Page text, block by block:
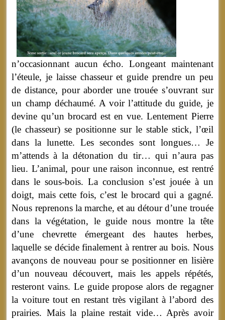
n’occasionnant aucun écho. Longeant maintenant
l’éteule, je laisse chasseur et guide prendre un peu
de distance, pour aborder une trouée s’ouvrant sur
un champ déchaumé. A voir l’attitude du guide, je
devine qu’un brocard est en vue. Lentement Pierre
(le chasseur) se positionne sur le stable stick, l’œil
dans la lunette. Les secondes sont longues… Je
m’attends à la détonation du tir… qui n’aura pas
lieu. L’animal, pour une raison inconnue, est rentré
dans le sous-bois. La conclusion s’est jouée à un
doigt, mais cette fois, c’est le brocard qui a gagné.
Nous reprenons la marche, et au détour d’une trouée
dans la végétation, le guide nous montre la tête
d’une chevrette émergeant des hautes herbes,
laquelle se décide finalement à rentrer au bois. Nous
avançons de nouveau pour se positionner en lisière
d’un nouveau découvert, mais les appels répétés,
resteront vains. Le guide propose alors de regagner
la voiture tout en restant très vigilant à l’abord des
prairies. Mais la plaine restait vide… Après avoir